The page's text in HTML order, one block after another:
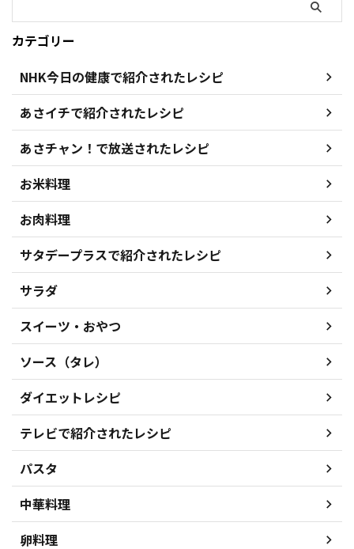
カテゴリー
NHK今日の健康で紹介されたレシピ
あさイチで紹介されたレシピ
あさチャン！で放送されたレシピ
お米料理
お肉料理
サタデープラスで紹介されたレシピ
サラダ
スイーツ・おやつ
ソース（タレ）
ダイエットレシピ
テレビで紹介されたレシピ
パスタ
中華料理
卵料理